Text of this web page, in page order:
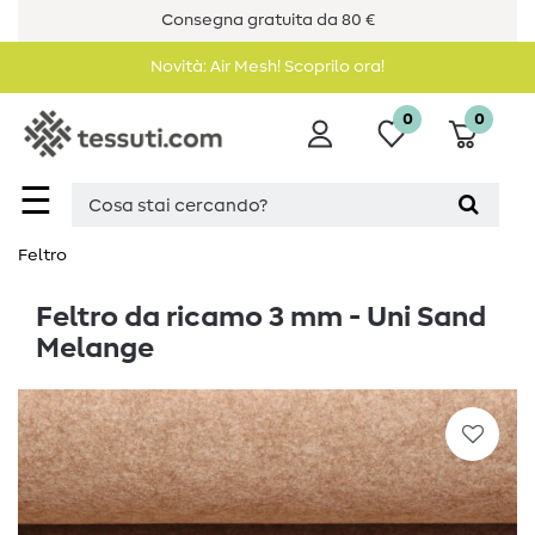
Consegna gratuita da 80 €
Novità: Air Mesh! Scoprilo ora!
☰
0 0
Feltro
Feltro da ricamo 3 mm - Uni Sand
Melange